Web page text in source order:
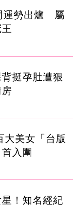
運勢出爐 屬
挺孕肚遭狠
大美女「台版
入圍
！知名經紀